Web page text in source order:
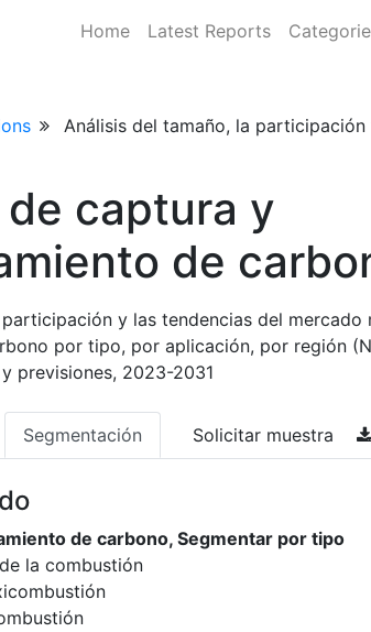
Home Latest Reports
Análisis del tamaño, la
captura y
de
y las tendencias del mercado
por tipo, por aplicación, por región
previsiones, 2023-2031
Segmentación Solicitar muestra
de carbono, Segmentar por tipo
la combustión